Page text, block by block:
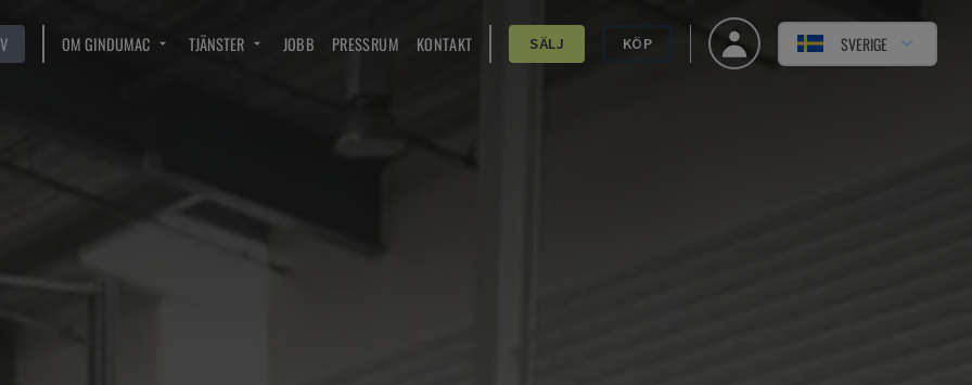
OM GINDUMAC TJÄNSTER JOBB PRESSRUM KONTAKT SÄLJ KÖP SVERIGE